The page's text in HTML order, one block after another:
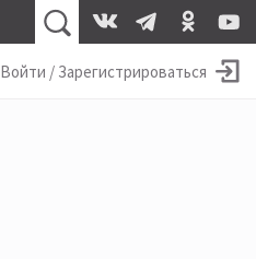
Войти / Зарегистрироваться